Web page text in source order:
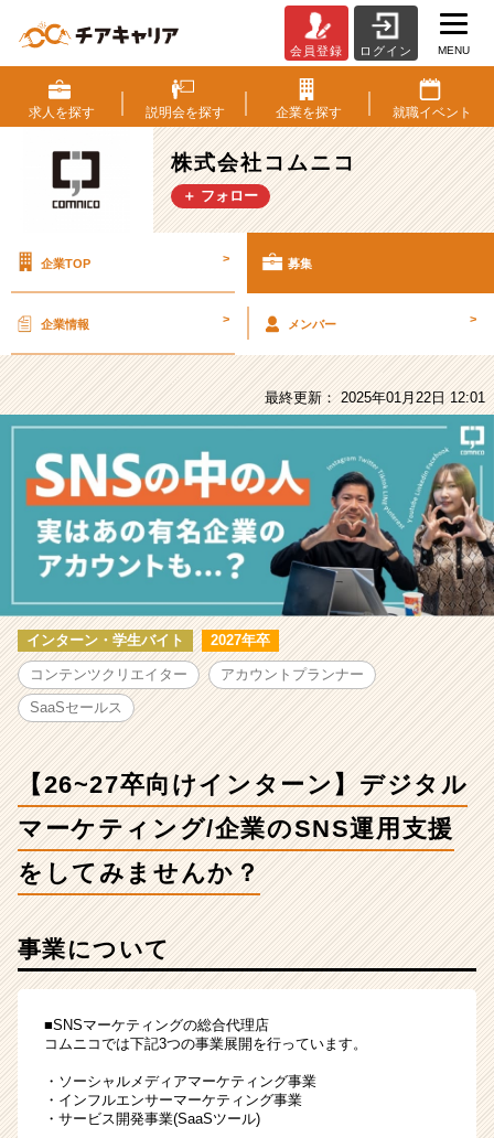
式
会
社
コ
ム
ニ
用/
-
向
イ
タ
ー
ン】
ジ
タ
ル
マ
ィ
ン
グ/
企
業
の
支
を
し
て
み
ま
会員登録 ログイン MENU
求人を探す 説明会を探す 企業を探す 就職イベント
株式会社コムニコ
＋ フォロー
企業TOP > 募集
企業情報 > メンバー >
最終更新： 2025年01月22日 12:01
インターン・学生バイト 2027年卒
コンテンツクリエイター アカウントプランナー
SaaSセールス
【26~27卒向けインターン】デジタル
マーケティング/企業のSNS運用支援
をしてみませんか？
事業について
■SNSマーケティングの総合代理店
コムニコでは下記3つの事業展開を行っています。
・ソーシャルメディアマーケティング事業
・インフルエンサーマーケティング事業
・サービス開発事業(SaaSツール)